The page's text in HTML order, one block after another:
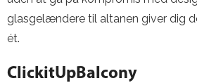
glasgelændere til altanen giver dig
ét.
ClickitUpBalcony